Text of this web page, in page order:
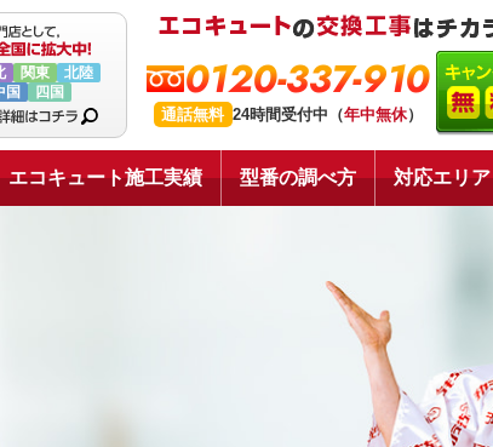
関東
北陸
国 四国 0120-337-910
通話無料 24時間受付中（年中無休）
エコキュート施工実績 型番の調べ方 対応エリア